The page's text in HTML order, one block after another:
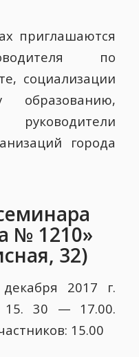
приглашаются
по
социализации
образованию,
города
№ 1210»
32)
2017 г.
15. 30 — 17.00.
15.00